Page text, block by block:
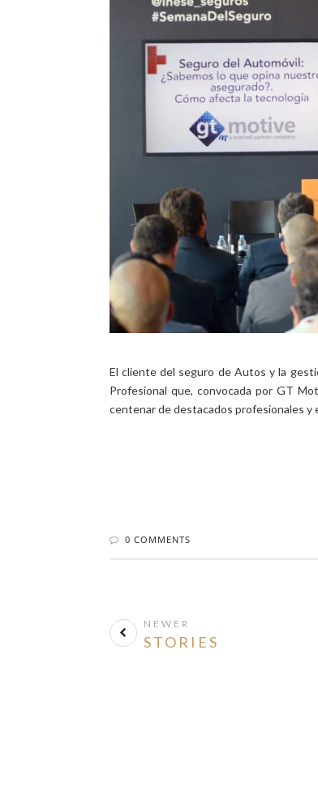
El cliente del seguro de Autos y la
Profesional que, convocada por GT
centenar de destacados profesionales y
0 COMMENTS
NEWER
STORIES